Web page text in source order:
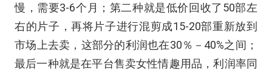
慢，需要3-6个月；第二种就是低价回收了50部左
右的片子，再将片子进行混剪成15-20部重新放到
市场上去卖，这部分的利润也在30％－40%之间；
最后一种就是在平台售卖女性情趣用品，利润率同